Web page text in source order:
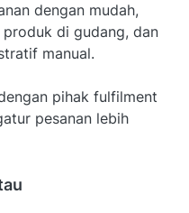
dengan mudah,
di gudang, dan
manual.
pihak fulfilment
pesanan lebih